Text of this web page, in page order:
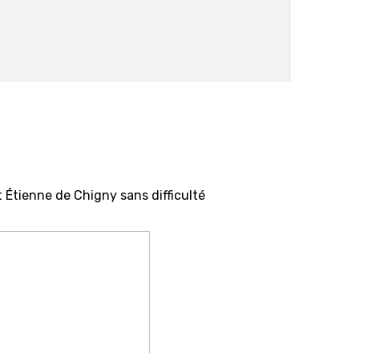
Étienne de Chigny sans difficulté